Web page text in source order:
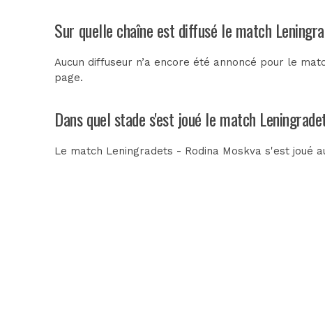
Sur quelle chaîne est diffusé le match
Aucun diffuseur n’a encore été annoncé pour le
page.
Dans quel stade s'est joué le match
Le match Leningradets - Rodina Moskva s'est joué